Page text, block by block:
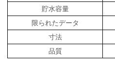
貯水容量
限られたデータ
寸法
品質